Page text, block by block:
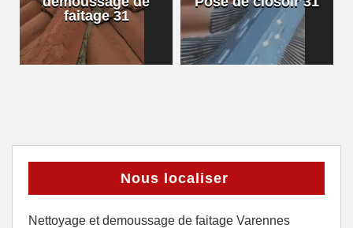
faitage 31
Nous localiser
Nettoyage et demoussage de faitage Varennes